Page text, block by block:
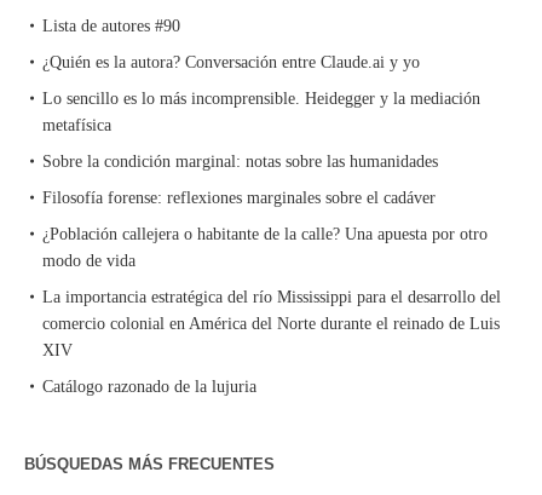
Lista de autores #90
¿Quién es la autora? Conversación entre Claude.ai y yo
Lo sencillo es lo más incomprensible. Heidegger y la mediación
metafísica
Sobre la condición marginal: notas sobre las humanidades
Filosofía forense: reflexiones marginales sobre el cadáver
¿Población callejera o habitante de la calle? Una apuesta por otro
modo de vida
La importancia estratégica del río Mississippi para el desarrollo del
comercio colonial en América del Norte durante el reinado de Luis
XIV
Catálogo razonado de la lujuria
BÚSQUEDAS MÁS FRECUENTES